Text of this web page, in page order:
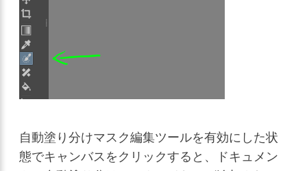
自動塗り分けマスク編集ツールを有効にした状
態でキャンバスをクリックすると、ドキュメン